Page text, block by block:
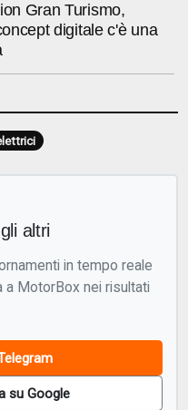
Gran Turismo,
digitale c'è una
altri
in tempo reale
a MotorBox nei risultati
su Google